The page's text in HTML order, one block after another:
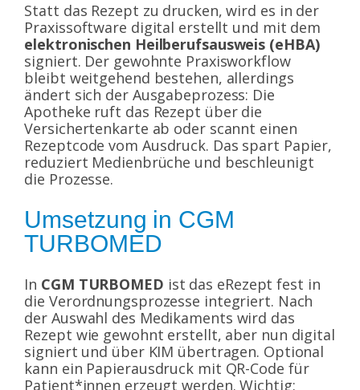
Statt das Rezept zu drucken, wird es in der
Praxissoftware digital erstellt und mit dem
elektronischen Heilberufsausweis (eHBA)
signiert. Der gewohnte Praxisworkflow
bleibt weitgehend bestehen, allerdings
ändert sich der Ausgabeprozess: Die
Apotheke ruft das Rezept über die
Versichertenkarte ab oder scannt einen
Rezeptcode vom Ausdruck. Das spart Papier,
reduziert Medienbrüche und beschleunigt
die Prozesse.
Umsetzung in CGM
TURBOMED
In CGM TURBOMED ist das eRezept fest in
die Verordnungsprozesse integriert. Nach
der Auswahl des Medikaments wird das
Rezept wie gewohnt erstellt, aber nun digital
signiert und über KIM übertragen. Optional
kann ein Papierausdruck mit QR-Code für
Patient*innen erzeugt werden. Wichtig: